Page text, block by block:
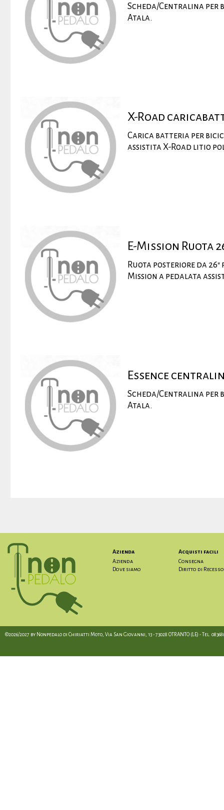
Scheda/Centralina
Atala.
X-Road
Carica batteria per
assistita X-Road litio
E-Mission Ruota
Ruota posteriore da
Mission a pedalata
Essence
Scheda/Centralina per
Atala.
Azienda
Azienda
Dove siamo
Acquisti facili
Consegna
Diritto di Recesso
©2026/2027 by Nonpedalo di Chiriatti Moto, Via San Giovanni, 13 - 73028 OTRANTO (LE) - Tel.